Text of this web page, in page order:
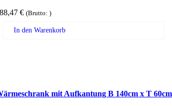
€ (Brutto: )
In den Warenkorb
mit Aufkantung B 140cm x T 60cm